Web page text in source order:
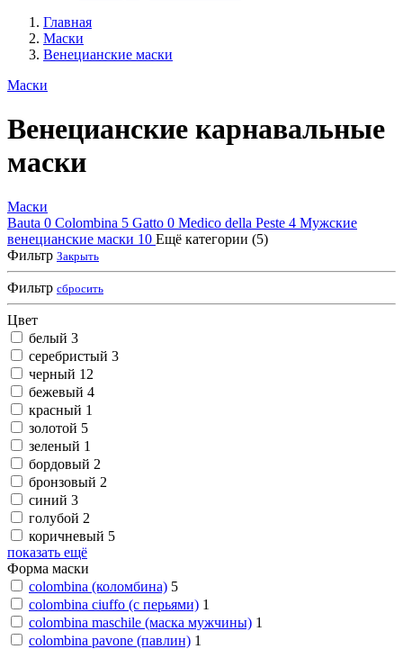
Главная
Маски
Венецианские маски
Маски
Венецианские карнавальные
маски
Маски
Bauta 0 Colombina 5 Gatto 0 Medico della Peste 4 Мужские
венецианские маски 10 Ещё категории (5)
Фильтр Закрыть
Фильтр сбросить
Цвет
белый 3
серебристый 3
черный 12
бежевый 4
красный 1
золотой 5
зеленый 1
бордовый 2
бронзовый 2
синий 3
голубой 2
коричневый 5
показать ещё
Форма маски
colombina (коломбина) 5
colombina ciuffo (с перьями) 1
colombina maschile (маска мужчины) 1
colombina pavone (павлин) 1